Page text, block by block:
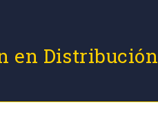
en Distribución